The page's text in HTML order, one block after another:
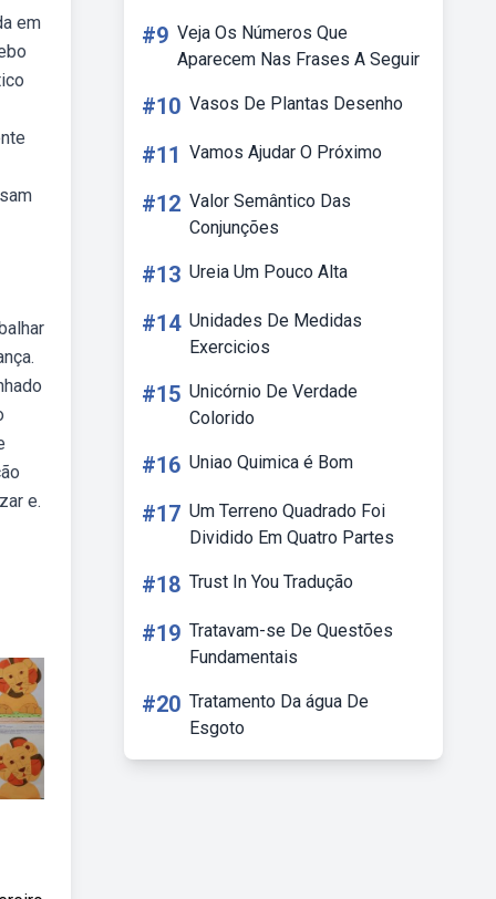
em
e.
#9 Veja Os Números Que
Aparecem Nas Frases A Seguir
#10 Vasos De Plantas Desenho
#11 Vamos Ajudar O Próximo
#12 Valor Semântico Das
Conjunções
#13 Ureia Um Pouco Alta
#14 Unidades De Medidas
Exercicios
#15 Unicórnio De Verdade
Colorido
#16 Uniao Quimica é Bom
#17 Um Terreno Quadrado Foi
Dividido Em Quatro Partes
#18 Trust In You Tradução
#19 Tratavam-se De Questões
Fundamentais
#20 Tratamento Da água De
Esgoto